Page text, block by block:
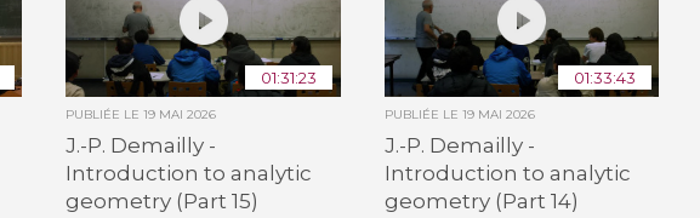
01:31:23
PUBLIÉE LE19 MAI 2026
J.-P. Demailly -
Introduction to analytic
geometry (Part 15)
01:33:43
PUBLIÉE LE 19 MAI 2026
J.-P. Demailly -
Introduction to analytic
geometry (Part 14)